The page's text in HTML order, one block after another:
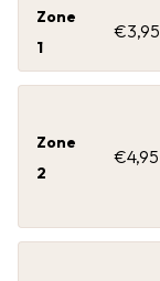
Zone
1
€3,95
Zone
2
€4,95